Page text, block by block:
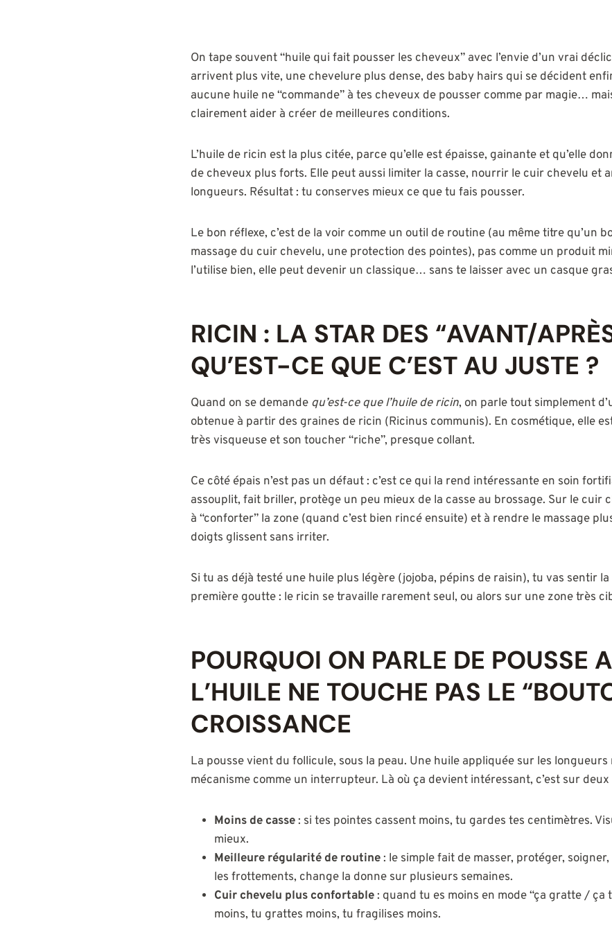
On tape souvent “huile qui fait pousser les cheveux” avec l’envie d’un vrai
arrivent plus vite, une chevelure plus dense, des baby hairs qui se décident
aucune huile ne “commande” à tes cheveux de pousser comme par magie…
clairement aider à créer de meilleures conditions.
L’huile de ricin est la plus citée, parce qu’elle est épaisse, gainante et qu’elle
de cheveux plus forts. Elle peut aussi limiter la casse, nourrir le cuir chevelu et
longueurs. Résultat : tu conserves mieux ce que tu fais pousser.
Le bon réflexe, c’est de la voir comme un outil de routine (au même titre qu’un
massage du cuir chevelu, une protection des pointes), pas comme un produit
l’utilise bien, elle peut devenir un classique… sans te laisser avec un casque
RICIN : LA STAR DES “AVANT/
QU’EST-CE QUE C’EST AU JUSTE ?
Quand on se demande qu’est-ce que l’huile de ricin, on parle tout simplement
obtenue à partir des graines de ricin (Ricinus communis). En cosmétique, elle
très visqueuse et son toucher “riche”, presque collant.
Ce côté épais n’est pas un défaut : c’est ce qui la rend intéressante en soin
assouplit, fait briller, protège un peu mieux de la casse au brossage. Sur le cuir
à “conforter” la zone (quand c’est bien rincé ensuite) et à rendre le massage
doigts glissent sans irriter.
Si tu as déjà testé une huile plus légère (jojoba, pépins de raisin), tu vas sentir
première goutte : le ricin se travaille rarement seul, ou alors sur une zone très
POURQUOI ON PARLE DE POUSSE
L’HUILE NE TOUCHE PAS LE
CROISSANCE
La pousse vient du follicule, sous la peau. Une huile appliquée sur les
mécanisme comme un interrupteur. Là où ça devient intéressant, c’est sur
Moins de casse: si tes pointes cassent moins, tu gardes tes centimètres.
mieux.
Meilleure régularité de routine: le simple fait de masser, protéger,
les frottements, change la donne sur plusieurs semaines.
Cuir chevelu plus confortable: quand tu es moins en mode “ça gratte / ça
moins, tu grattes moins, tu fragilises moins.